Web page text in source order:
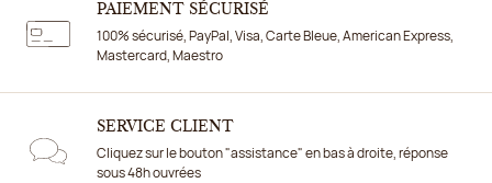
PAIEMENT SÉCURISÉ
100% sécurisé, PayPal, Visa, Carte Bleue, American Express,
Mastercard, Maestro
SERVICE CLIENT
Cliquez sur le bouton "assistance" en bas à droite, réponse
sous 48h ouvrées